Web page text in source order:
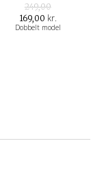
249,00
169,00 kr.
Dobbelt model